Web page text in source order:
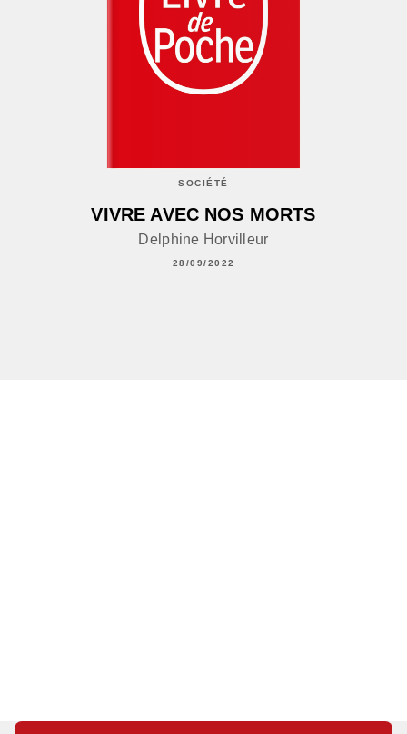
SOCIÉTÉ
VIVRE AVEC NOS MORTS
Delphine Horvilleur
28/09/2022